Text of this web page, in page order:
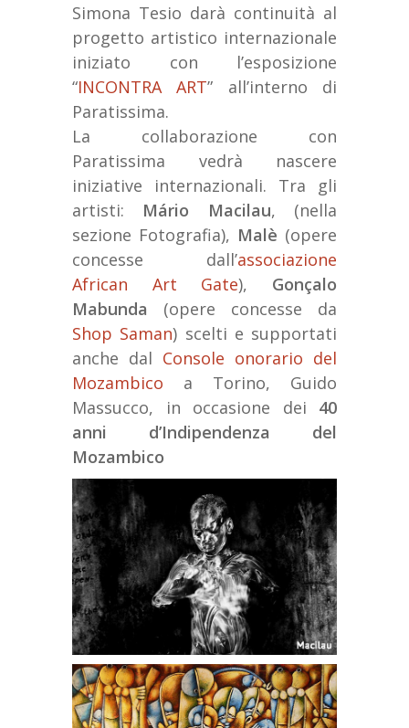
Simona Tesio darà continuità al
progetto artistico internazionale
iniziato con l’esposizione
“INCONTRA ART” all’interno di
Paratissima.
La collaborazione con
Paratissima vedrà nascere
iniziative internazionali. Tra gli
artisti: Mário Macilau, (nella
sezione Fotografia), Malè (opere
concesse dall’associazione
African Art Gate), Gonçalo
Mabunda (opere concesse da
Shop Saman) scelti e supportati
anche dal Console onorario del
Mozambico a Torino, Guido
Massucco, in occasione dei 40
anni d’Indipendenza del
Mozambico